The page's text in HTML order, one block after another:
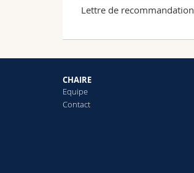
Lettre de recommandation
CHAIRE
Equipe
Contact